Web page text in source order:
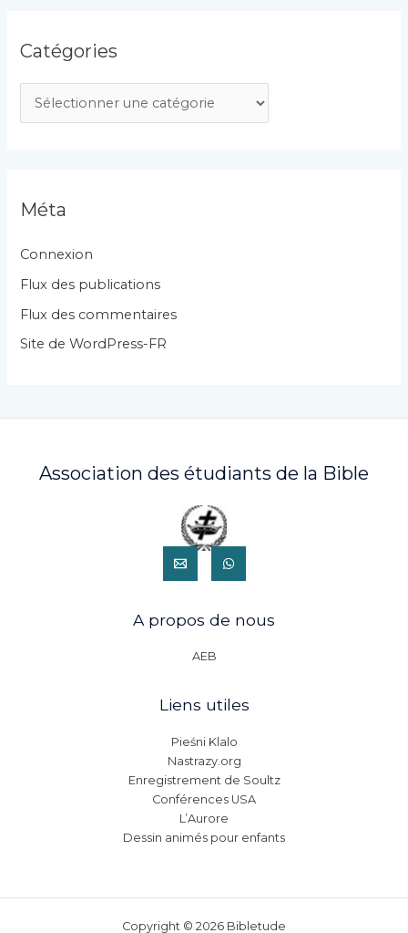
Catégories
a
g
r
i
e
Méta
Connexion
Flux des publications
Flux des commentaires
Site de WordPress-FR
Association des étudiants de la Bible
A propos de nous
AEB
Liens utiles
Pieśni Klalo
Nastrazy.org
Enregistrement de Soultz
Conférences USA
L’Aurore
Dessin animés pour enfants
Copyright © 2026 Bibletude